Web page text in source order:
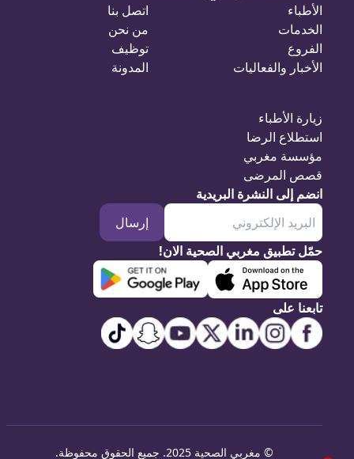
الأطباء
الخدمات
الفروع
الأخبار والفعاليات
اتصل بنا
من نحن
توظيف
المدونة
زيارة الأطباء
استطلاع الرضا
مؤسسة مغربي
قصص المرضى
انضم إلى النشرة البريدية
إرسال
حمّل تطبيق مغربي الصحية الان!
تابعنا على
© مغربي الصحية 2025. جميع الحقوق محفوظة .